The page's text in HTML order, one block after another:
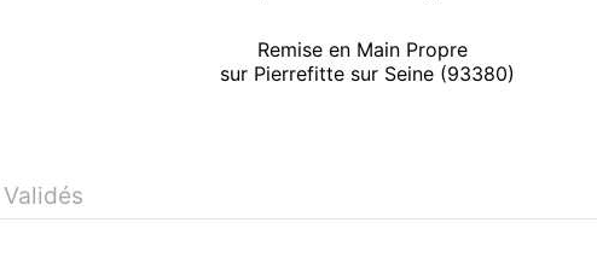
Remise en Main Propre
sur Pierrefitte sur Seine (93380)